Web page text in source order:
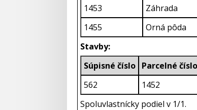
1453
Záhrada
1455
Orná pôda
Stavby:
Súpisné číslo Parcelné číslo
562
1452
Spoluvlastnícky podiel v 1/1.